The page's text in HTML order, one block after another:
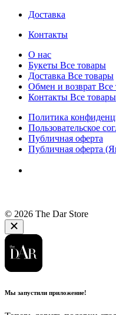
Доставка
Контакты
О нас
Букеты Все товары
Доставка Все товары
Обмен и возврат Все
Контакты Все товары
Политика
Пользовательское
Публичная оферта
Публичная оферта
© 2026 The Dar Store
Мы запустили приложение!